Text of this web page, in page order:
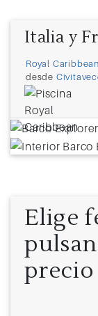
Italia y
Royal Caribbean
desde
Elige
precio